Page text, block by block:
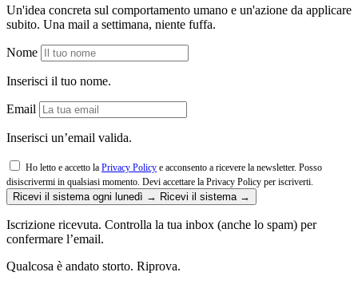
Un'idea concreta sul comportamento umano e un'azione da applicare
subito. Una mail a settimana, niente fuffa.
Nome
Inserisci il tuo nome.
Email
Inserisci un’email valida.
Ho letto e accetto la Privacy Policy e acconsento a ricevere la newsletter. Posso
disiscrivermi in qualsiasi momento. Devi accettare la Privacy Policy per iscriverti.
Ricevi il sistema ogni lunedì → Ricevi il sistema →
Iscrizione ricevuta. Controlla la tua inbox (anche lo spam) per
confermare l’email.
Qualcosa è andato storto. Riprova.